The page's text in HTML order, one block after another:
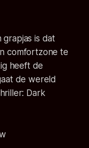
grapjas is dat
comfortzone te
heeft de
de wereld
Dark